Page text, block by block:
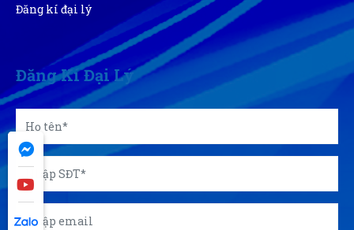
Đăng kí đại lý
Đăng Kí Đại Lý